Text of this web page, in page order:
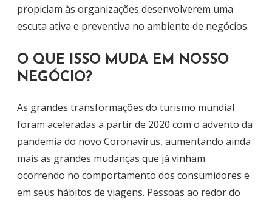
propiciam às organizações desenvolverem uma
escuta ativa e preventiva no ambiente de negócios.
O QUE ISSO MUDA EM NOSSO
NEGÓCIO?
As grandes transformações do turismo mundial
foram aceleradas a partir de 2020 com o advento da
pandemia do novo Coronavírus, aumentando ainda
mais as grandes mudanças que já vinham
ocorrendo no comportamento dos consumidores e
em seus hábitos de viagens. Pessoas ao redor do